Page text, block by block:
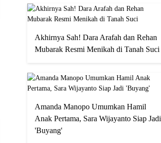
Akhirnya Sah! Dara Arafah dan Rehan
Mubarak Resmi Menikah di Tanah Suci
Amanda Manopo Umumkan Hamil
Anak Pertama, Sara Wijayanto Siap Jadi
'Buyang'